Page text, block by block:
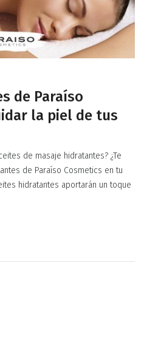
de Paraíso
la piel de tus
de masaje hidratantes? ¿Te
de Paraíso Cosmetics en tu
hidratantes aportarán un toque